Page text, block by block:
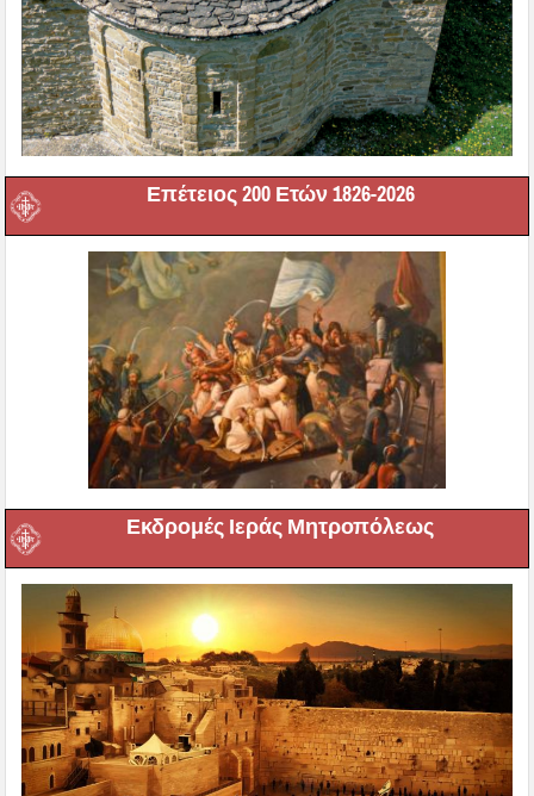
Επέτειος 200 Ετών 1826-2026
Εκδρομές Ιεράς Μητροπόλεως